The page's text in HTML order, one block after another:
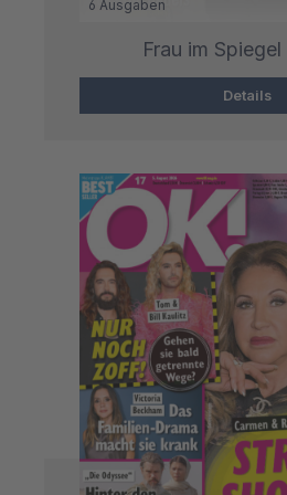
6 Ausgaben
Frau im Spiegel
Details